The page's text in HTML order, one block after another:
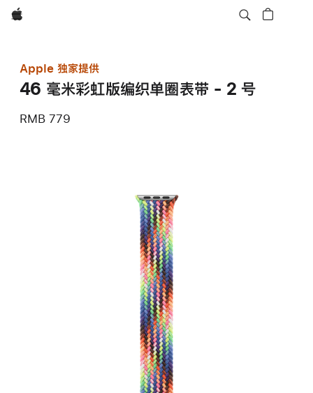
Apple
Apple 独家提供
46 毫米彩虹版编织单圈表带 - 2 号
RMB 779